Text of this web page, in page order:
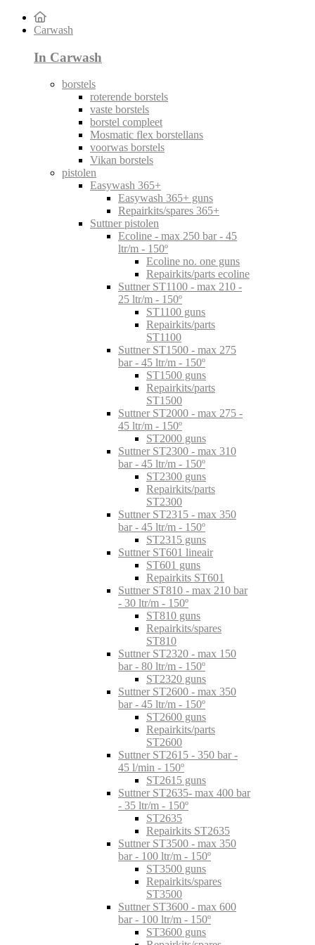
Carwash
In Carwash
borstels
roterende borstels
vaste borstels
borstel compleet
Mosmatic flex borstellans
voorwas borstels
Vikan borstels
pistolen
Easywash 365+
Easywash 365+ guns
Repairkits/spares 365+
Suttner pistolen
Ecoline - max 250 bar - 45
ltr/m - 150º
Ecoline no. one guns
Repairkits/parts ecoline
Suttner ST1100 - max 210 -
25 ltr/m - 150º
ST1100 guns
Repairkits/parts
ST1100
Suttner ST1500 - max 275
bar - 45 ltr/m - 150º
ST1500 guns
Repairkits/parts
ST1500
Suttner ST2000 - max 275 -
45 ltr/m - 150º
ST2000 guns
Suttner ST2300 - max 310
bar - 45 ltr/m - 150º
ST2300 guns
Repairkits/parts
ST2300
Suttner ST2315 - max 350
bar - 45 ltr/m - 150º
ST2315 guns
Suttner ST601 lineair
ST601 guns
Repairkits ST601
Suttner ST810 - max 210 bar
- 30 ltr/m - 150º
ST810 guns
Repairkits/spares
ST810
Suttner ST2320 - max 150
bar - 80 ltr/m - 150º
ST2320 guns
Suttner ST2600 - max 350
bar - 45 ltr/m - 150º
ST2600 guns
Repairkits/parts
ST2600
Suttner ST2615 - 350 bar -
45 l/min - 150º
ST2615 guns
Suttner ST2635- max 400 bar
- 35 ltr/m - 150º
ST2635
Repairkits ST2635
Suttner ST3500 - max 350
bar - 100 ltr/m - 150º
ST3500 guns
Repairkits/spares
ST3500
Suttner ST3600 - max 600
bar - 100 ltr/m - 150º
ST3600 guns